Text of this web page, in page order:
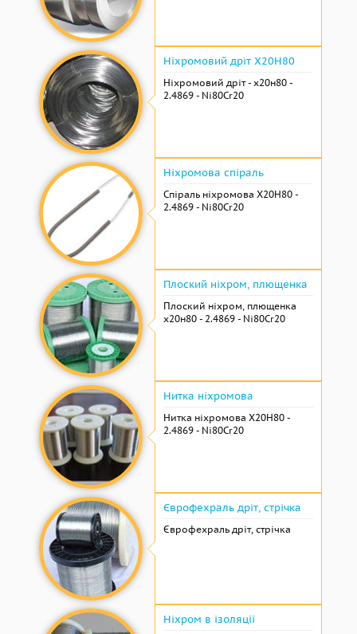
Ніхромовий дріт Х20Н80
Ніхромовий дріт - х20н80 -
2.4869 - Ni80Cr20
Ніхромова спіраль
Спіраль ніхромова Х20Н80 -
2.4869 - Ni80Cr20
Плоский ніхром, плющенка
Плоский ніхром, плющенка
х20н80 - 2.4869 - Ni80Cr20
Нитка ніхромова
Нитка ніхромова Х20Н80 -
2.4869 - Ni80Cr20
Єврофехраль дріт, стрічка
Єврофехраль дріт, стрічка
Ніхром в ізоляції